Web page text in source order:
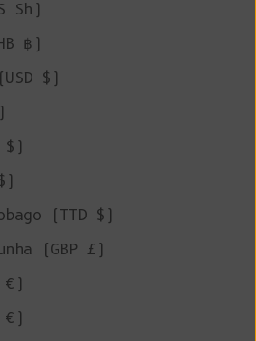
Sh)
฿)
$)
$)
(TTD $)
(GBP £)
€)
€)